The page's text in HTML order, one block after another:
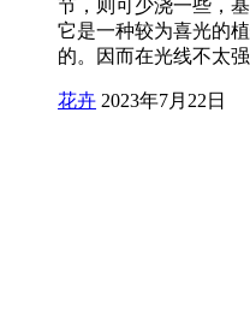
节，则可少浇一些，
它是一种较为喜光的
的。因而在光线不太
花卉 2023年7月22日